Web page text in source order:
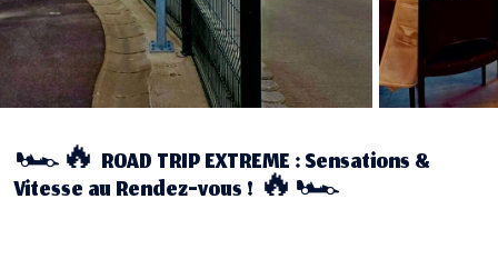
🏎️🔥 ROAD TRIP EXTREME : Sensations &
Vitesse au Rendez-vous ! 🔥🏎️